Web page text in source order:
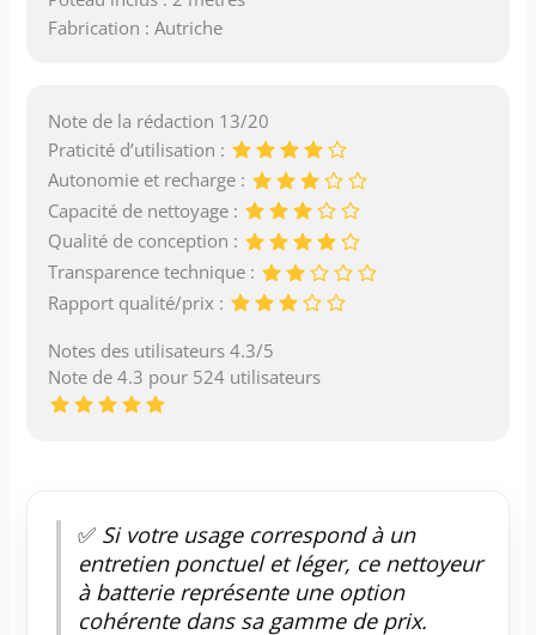
Fabrication : Autriche
Note de la rédaction 13/20
Praticité d’utilisation :
Autonomie et recharge :
Capacité de nettoyage :
Qualité de conception :
Transparence technique :
Rapport qualité/prix :
Notes des utilisateurs 4.3/5
Note de 4.3 pour 524 utilisateurs
✅ Si votre usage correspond à un
entretien ponctuel et léger, ce nettoyeur
à batterie représente une option
cohérente dans sa gamme de prix.